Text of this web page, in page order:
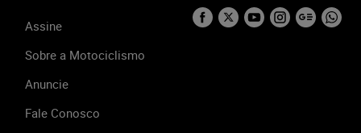
Assine
Sobre a Motociclismo
Anuncie
Fale Conosco